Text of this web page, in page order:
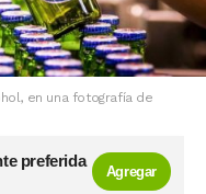
en una fotografía de
preferida
Agregar